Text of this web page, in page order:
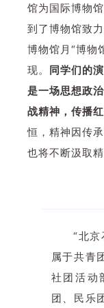
馆为国际博物
到了博物馆致
博物馆月“博
现。 同学们的
是一场思想政
战精神，传播
恒，精神因传
也将不断汲取
“北
属于共青
社团活动
团、民乐